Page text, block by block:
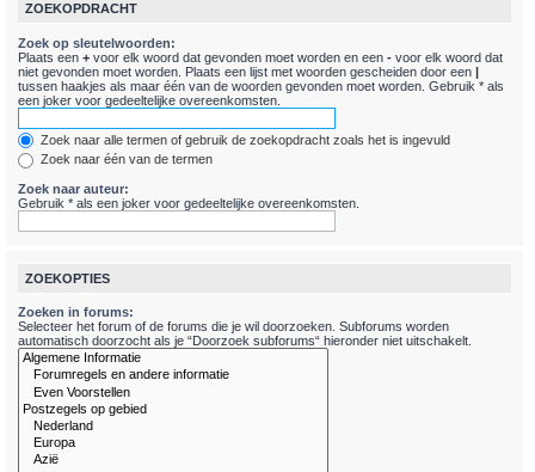
ZOEKOPDRACHT
Zoek op sleutelwoorden:
Plaats een + voor elk woord dat gevonden moet worden en een - voor elk woord dat
niet gevonden moet worden. Plaats een lijst met woorden gescheiden door een |
tussen haakjes als maar één van de woorden gevonden moet worden. Gebruik * als
een joker voor gedeeltelijke overeenkomsten.
Zoek naar alle termen of gebruik de zoekopdracht zoals het is ingevuld
Zoek naar één van de termen
Zoek naar auteur:
Gebruik * als een joker voor gedeeltelijke overeenkomsten.
ZOEKOPTIES
Zoeken in forums:
Selecteer het forum of de forums die je wil doorzoeken. Subforums worden
automatisch doorzocht als je “Doorzoek subforums“ hieronder niet uitschakelt.